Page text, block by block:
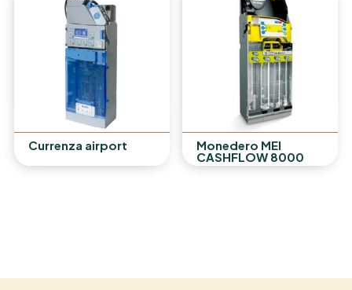
Currenza airport Monedero MEI
CASHFLOW 8000